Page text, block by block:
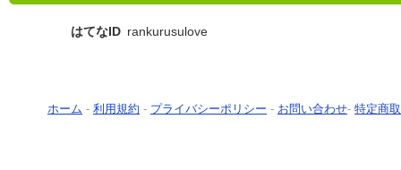
はてなID rankurusulove
ホーム - 利用規約 - プライバシーポリシー - お問い合わせ- 特定商